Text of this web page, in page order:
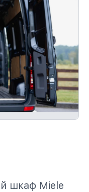
шкаф Miele